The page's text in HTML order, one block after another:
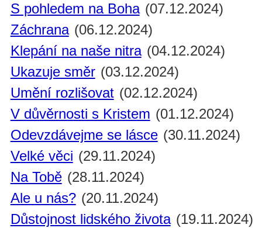
S pohledem na Boha (07.12.2024)
Záchrana (06.12.2024)
Klepání na naše nitra (04.12.2024)
Ukazuje směr (03.12.2024)
Umění rozlišovat (02.12.2024)
V důvěrnosti s Kristem (01.12.2024)
Odevzdávejme se lásce (30.11.2024)
Velké věci (29.11.2024)
Na Tobě (28.11.2024)
Ale u nás? (20.11.2024)
Důstojnost lidského života (19.11.2024)